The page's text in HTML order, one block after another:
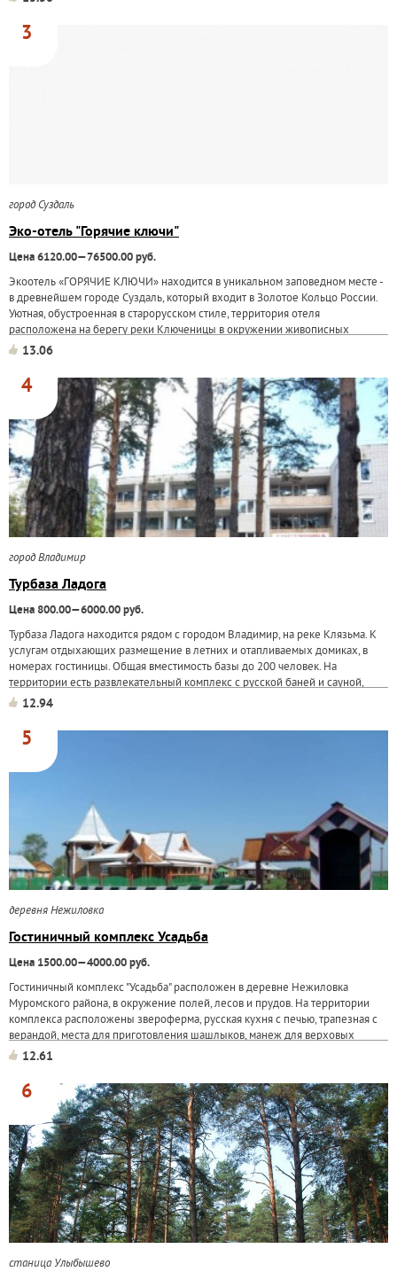
3
город Суздаль
Эко-отель "Горячие ключи"
Цена 6120.00—76500.00 руб.
Экоотель «ГОРЯЧИЕ КЛЮЧИ» находится в уникальном заповедном месте -
в древнейшем городе Суздаль, который входит в Золотое Кольцо России.
Уютная, обустроенная в старорусском стиле, территория отеля
расположена на берегу реки Ключеницы в окружении живописных
пейзажей. На территории отеля
13.06
4
город Владимир
Турбаза Ладога
Цена 800.00—6000.00 руб.
Турбаза Ладога находится рядом с городом Владимир, на реке Клязьма. К
услугам отдыхающих размещение в летних и отапливаемых домиках, в
номерах гостиницы. Общая вместимость базы до 200 человек. На
территории есть развлекательный комплекс с русской баней и сауной,
комнатой отдыха, бассейном и...
12.94
5
деревня Нежиловка
Гостиничный комплекс Усадьба
Цена 1500.00—4000.00 руб.
Гостиничный комплекс "Усадьба" расположен в деревне Нежиловка
Муромского района, в окружение полей, лесов и прудов. На территории
комплекса расположены звероферма, русская кухня с печью, трапезная с
верандой, места для приготовления шашлыков, манеж для верховых
прогулок, бани с...
12.61
6
станица Улыбышево